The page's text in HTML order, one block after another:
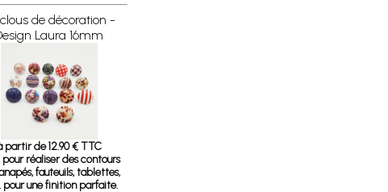
de décoration -
Laura 16mm
partir de 12.90 € TTC
pour réaliser des contours
fauteuils, tablettes,
pour une finition parfaite.